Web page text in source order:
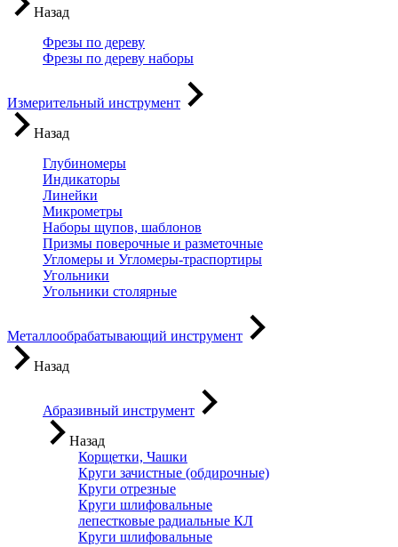
Назад
Фрезы по дереву
Фрезы по дереву наборы
Измерительный инструмент
Назад
Глубиномеры
Индикаторы
Линейки
Микрометры
Наборы щупов, шаблонов
Призмы поверочные и разметочные
Угломеры и Угломеры-траспортиры
Угольники
Угольники столярные
Металлообрабатывающий инструмент
Назад
Абразивный инструмент
Назад
Корщетки, Чашки
Круги зачистные (обдирочные)
Круги отрезные
Круги шлифовальные
лепестковые радиальные КЛ
Круги шлифовальные